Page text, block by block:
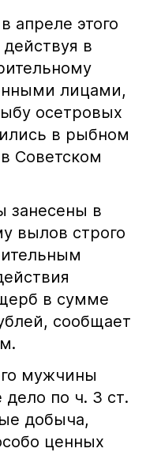
апреле этого
в
лицами,
осетровых
в рыбном
Советском
занесены в
вылов строго
в сумме
сообщает
мужчины
дело по ч. 3 ст.
добыча,
ценных